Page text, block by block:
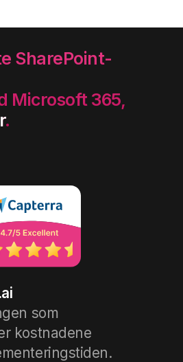
SharePoint-
Microsoft 365,
.
som
kostnadene